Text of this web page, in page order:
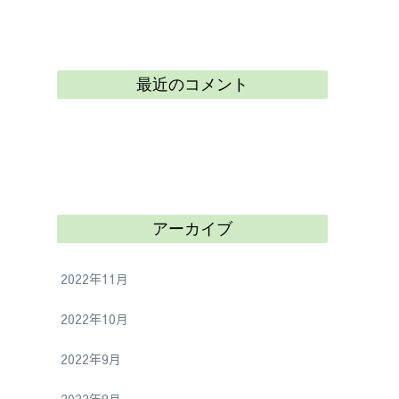
最近のコメント
アーカイブ
2022年11月
2022年10月
2022年9月